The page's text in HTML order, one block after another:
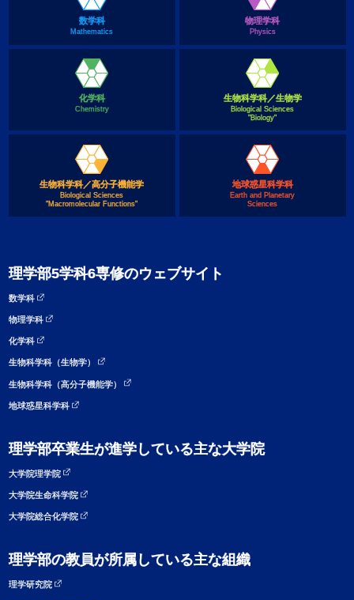
数学科
Mathematics
物理学科
Physics
化学科
Chemistry
生物科学科／生物学
Biological Sciences
"Biology"
生物科学科／高分子機能学
Biological Sciences
"Macromolecular Functions"
地球惑星科学科
Earth and Planetary
Sciences
理学部5学科6専修のウェブサイト
数学科
物理学科
化学科
生物科学科（生物学）
生物科学科（高分子機能学）
地球惑星科学科
理学部卒業生が進学している主な大学院
大学院理学院
大学院生命科学院
大学院総合化学院
理学部の教員が所属している主な組織
理学研究院